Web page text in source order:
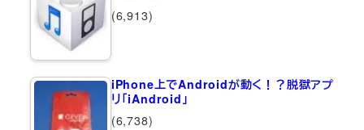
(6,913)
iPhone上でAndroidが動く！？脱獄アプ
リ「iAndroid」
(6,738)